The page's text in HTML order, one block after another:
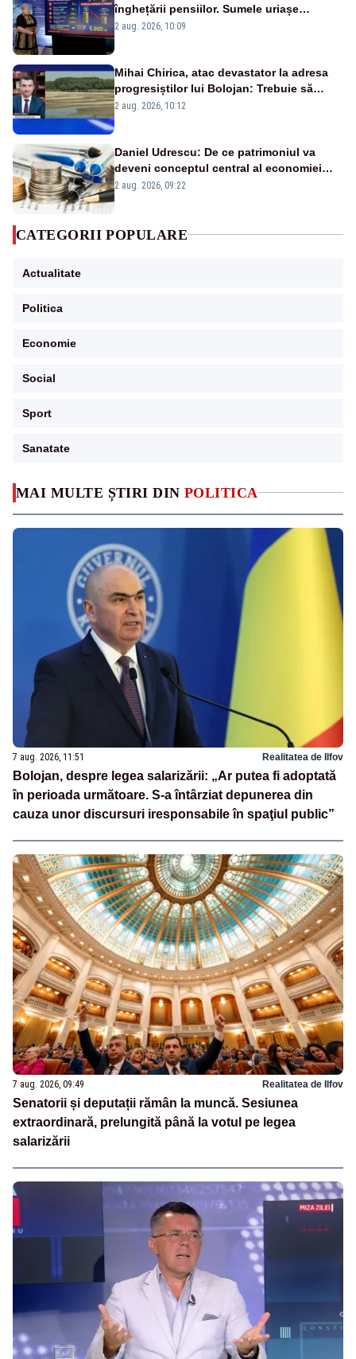
MAI MULTE ȘTIRI DIN POLITICA
7 aug. 2026, 11:51 Realitatea de Ilfov
Bolojan, despre legea salarizării: „Ar putea fi adoptată
în perioada următoare. S-a întârziat depunerea din
cauza unor discursuri iresponsabile în spaţiul public”
7 aug. 2026, 09:49 Realitatea de Ilfov
Senatorii și deputații rămân la muncă. Sesiunea
extraordinară, prelungită până la votul pe legea
salarizării
înghețării pensiilor. Sumele uriașe
pierdute de fiecare român
2 aug. 2026, 10:09
Mihai Chirica, atac devastator la adresa
progresiștilor lui Bolojan: Trebuie să
protejăm și natura, dar nu șținem omaneii
2 aug. 2026, 10:12
Daniel Udrescu: De ce patrimoniul va
deveni conceptul central al economiei
viitoare?
2 aug. 2026, 09:22
CATEGORII POPULARE
Actualitate
Politica
Economie
Social
Sport
Sanatate